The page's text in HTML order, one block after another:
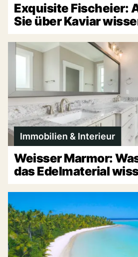
Exquisite Fischeier:
Sie über Kaviar
Immobilien & Interieur
Weisser Marmor:
das Edelmaterial